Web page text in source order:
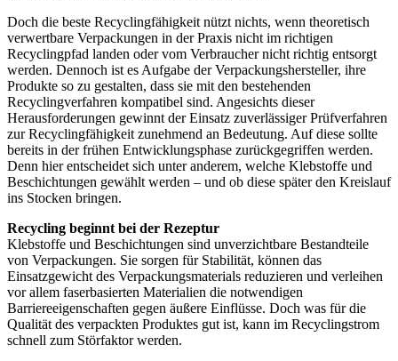
Doch die beste Recyclingfähigkeit nützt nichts, wenn theoretisch
verwertbare Verpackungen in der Praxis nicht im richtigen
Recyclingpfad landen oder vom Verbraucher nicht richtig entsorgt
werden. Dennoch ist es Aufgabe der Verpackungshersteller, ihre
Produkte so zu gestalten, dass sie mit den bestehenden
Recyclingverfahren kompatibel sind. Angesichts dieser
Herausforderungen gewinnt der Einsatz zuverlässiger Prüfverfahren
zur Recyclingfähigkeit zunehmend an Bedeutung. Auf diese sollte
bereits in der frühen Entwicklungsphase zurückgegriffen werden.
Denn hier entscheidet sich unter anderem, welche Klebstoffe und
Beschichtungen gewählt werden – und ob diese später den Kreislauf
ins Stocken bringen.
Recycling beginnt bei der Rezeptur
Klebstoffe und Beschichtungen sind unverzichtbare Bestandteile
von Verpackungen. Sie sorgen für Stabilität, können das
Einsatzgewicht des Verpackungsmaterials reduzieren und verleihen
vor allem faserbasierten Materialien die notwendigen
Barriereeigenschaften gegen äußere Einflüsse. Doch was für die
Qualität des verpackten Produktes gut ist, kann im Recyclingstrom
schnell zum Störfaktor werden.